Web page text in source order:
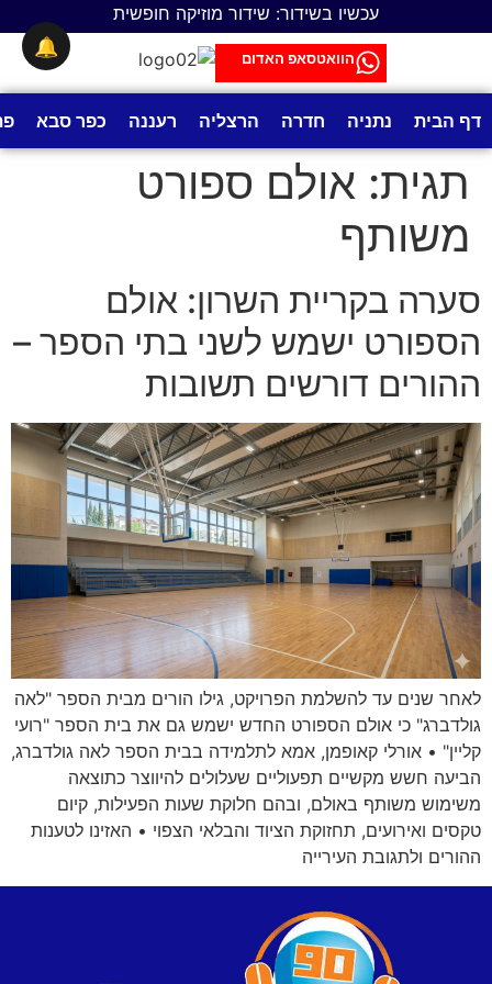
עכשיו בשידור: שידור מוזיקה חופשית
הוואטסאפ האדום
דף הבית נתניה חדרה הרצליה רעננה כפר סבא
תגית: אולם ספורט
משותף
סערה בקריית השרון: אולם
הספורט ישמש לשני בתי הספר –
ההורים דורשים תשובות
לאחר שנים עד להשלמת הפרויקט, גילו הורים מבית הספר "לאה
גולדברג" כי אולם הספורט החדש ישמש גם את בית הספר "רועי
קליין" • אורלי קאופמן, אמא לתלמידה בבית הספר לאה גולדברג,
הביעה חשש מקשיים תפעוליים שעלולים להיווצר כתוצאה
משימוש משותף באולם, ובהם חלוקת שעות הפעילות, קיום
טקסים ואירועים, תחזוקת הציוד והבלאי הצפוי • האזינו לטענות
ההורים ולתגובת העירייה
🔔